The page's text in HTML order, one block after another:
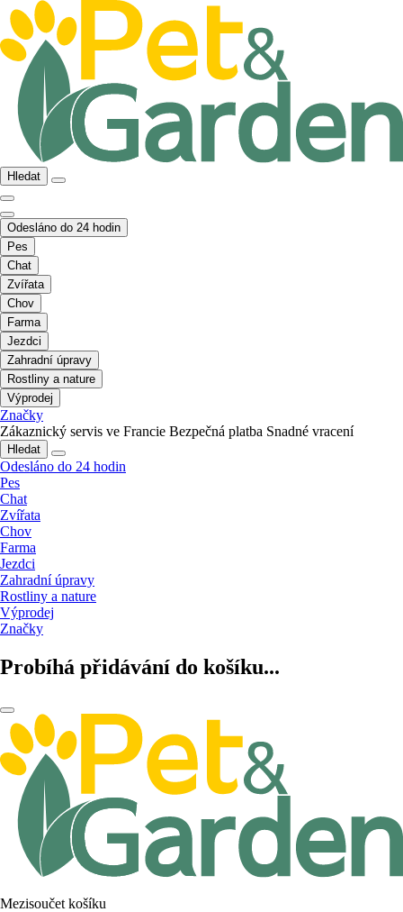
Hledat
Odesláno do 24 hodin
Pes
Chat
Zvířata
Chov
Farma
Jezdci
Zahradní úpravy
Rostliny a nature
Výprodej
Značky
Zákaznický servis ve Francie Bezpečná platba Snadné vracení
Hledat
Odesláno do 24 hodin
Pes
Chat
Zvířata
Chov
Farma
Jezdci
Zahradní úpravy
Rostliny a nature
Výprodej
Značky
Probíhá přidávání do košíku...
Mezisoučet košíku